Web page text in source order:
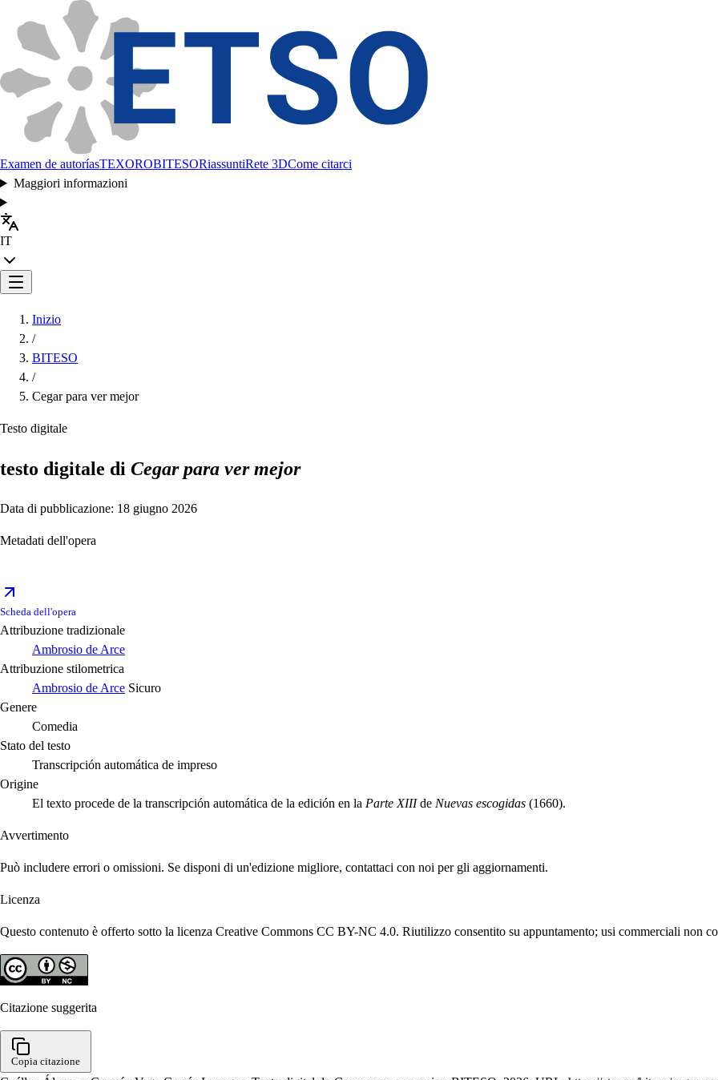
Examen de autoríasTEXOROBITESORiassuntiRete 3DCome citarci
Maggiori informazioni
IT
Inizio
/
BITESO
/
Cegar para ver mejor
Testo digitale
testo digitale di Cegar para ver mejor
Data di pubblicazione: 18 giugno 2026
Metadati dell'opera
Scheda dell'opera
Attribuzione tradizionale
Ambrosio de Arce
Attribuzione stilometrica
Ambrosio de Arce Sicuro
Genere
Comedia
Stato del testo
Transcripción automática de impreso
Origine
El texto procede de la transcripción automática de la edición en la Parte XIIIde Nuevas escogidas (1660).
Avvertimento
Può includere errori o omissioni. Se disponi di un'edizione migliore, contattaci con noi per gli aggiornamenti.
Licenza
Questo contenuto è offerto sotto la licenza Creative Commons CC BY-NC 4.0. Riutilizzo consentito su appuntamento; usi commerciali non
Citazione suggerita
Copia citazione